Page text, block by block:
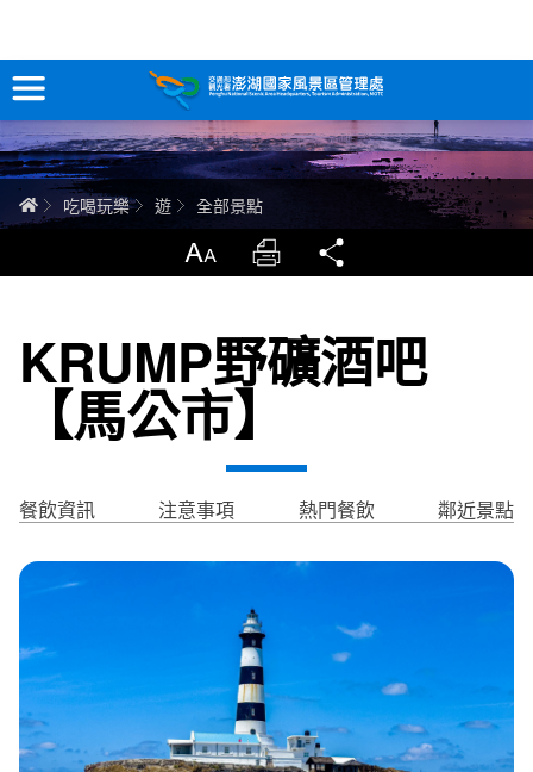
跳
到
主
要
內
容
訊息專區
關於澎湖
智慧觀光情報站
永續旅遊
網站導覽 兒童版
環境教育網 行政資訊網
臉書粉絲團
首長信箱
日本語 Tiếng Việt
全部景點
首頁吃喝玩樂 遊 全部景點
放大 列印
KRUMP野礦酒吧
【馬公市】
餐飲資訊 注意事項 熱門餐飲 鄰近景點